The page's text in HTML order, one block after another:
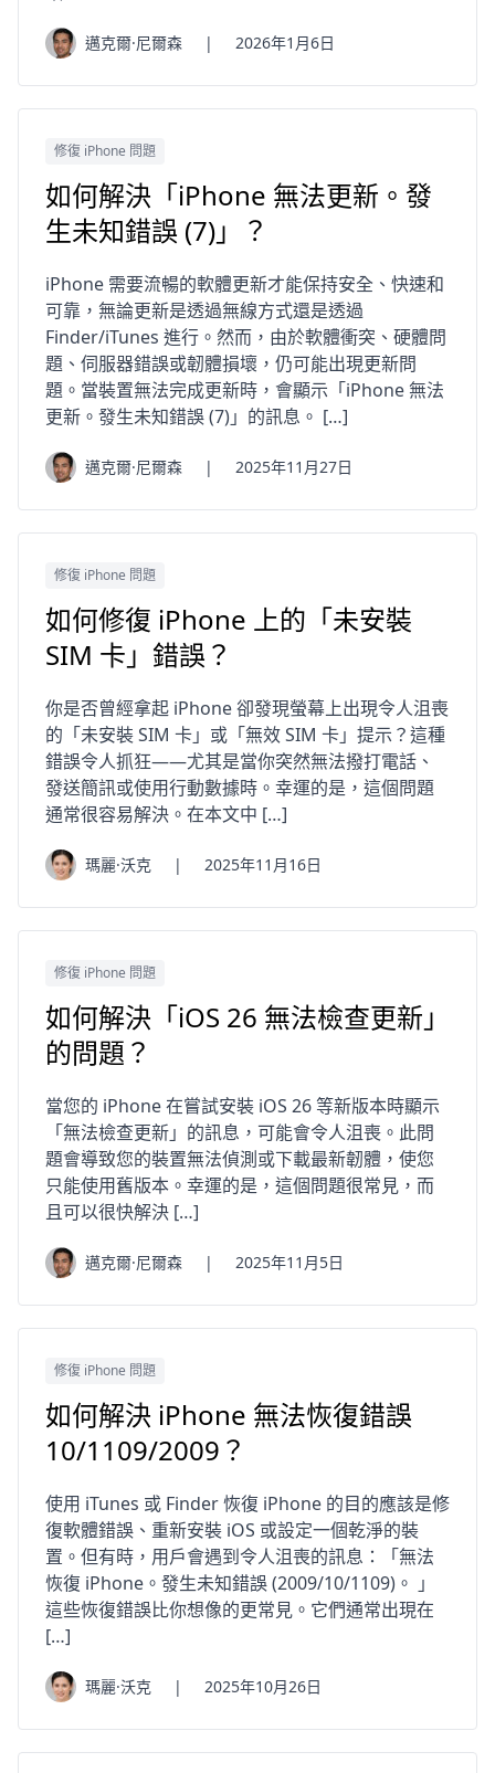
邁克爾·尼爾森 | 2026年1月6日
修復 iPhone 問題
如何解決「iPhone 無法更新。發
生未知錯誤 (7)」？
iPhone 需要流暢的軟體更新才能保持安全、快速和
可靠，無論更新是透過無線方式還是透過
Finder/iTunes 進行。然而，由於軟體衝突、硬體問
題、伺服器錯誤或韌體損壞，仍可能出現更新問
題。當裝置無法完成更新時，會顯示「iPhone 無法
更新。發生未知錯誤 (7)」的訊息。 […]
邁克爾·尼爾森 | 2025年11月27日
修復 iPhone 問題
如何修復 iPhone 上的「未安裝
SIM 卡」錯誤？
你是否曾經拿起 iPhone 卻發現螢幕上出現令人沮喪
的「未安裝 SIM 卡」或「無效 SIM 卡」提示？這種
錯誤令人抓狂——尤其是當你突然無法撥打電話、
發送簡訊或使用行動數據時。幸運的是，這個問題
通常很容易解決。在本文中 […]
瑪麗·沃克 | 2025年11月16日
修復 iPhone 問題
如何解決「iOS 26 無法檢查更新」
的問題？
當您的 iPhone 在嘗試安裝 iOS 26 等新版本時顯示
「無法檢查更新」的訊息，可能會令人沮喪。此問
題會導致您的裝置無法偵測或下載最新韌體，使您
只能使用舊版本。幸運的是，這個問題很常見，而
且可以很快解決 […]
邁克爾·尼爾森 | 2025年11月5日
修復 iPhone 問題
如何解決 iPhone 無法恢復錯誤
10/1109/2009？
使用 iTunes 或 Finder 恢復 iPhone 的目的應該是修
復軟體錯誤、重新安裝 iOS 或設定一個乾淨的裝
置。但有時，用戶會遇到令人沮喪的訊息：「無法
恢復 iPhone。發生未知錯誤 (2009/10/1109)。 」
這些恢復錯誤比你想像的更常見。它們通常出現在
[…]
瑪麗·沃克 | 2025年10月26日